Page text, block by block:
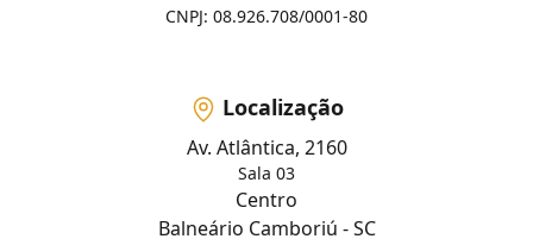
CNPJ: 08.926.708/0001-80
Localização
Av. Atlântica, 2160
Sala 03
Centro
Balneário Camboriú - SC